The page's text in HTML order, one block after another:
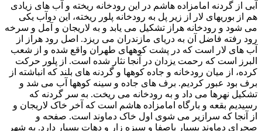
آبی از گردنه امامزاده هاشم در اين رودخانه ريخته و آب های زيادی
هم از بوريهای لار از زير پل به رودخانه پلور ريخته، اين دوآب يکی
می شود و رودخانه هراز تشکيل می يابد و به لاريجان و آمل و سرخه
رود رفته فاضل آن به دريای مازندران می ريزد. اصل رود هراز از
آب های لار است که در پشت کوههای طهران واقع شده و از شعب
البرز است که رحمت يزدان در آنجا نثار شده است. از پلور حرکت
کرده، از ميان رودخانه و جاده کوهها و گردنه های بلند که انباشته از
برف بود عبور کرديم. برف های جاده و سينه کوهها آب می شد و
تشکيل نهرها می داد و به رودخانه می ريخت. به سر گردنه که
رسيديم بقعه و بارگاه امامزاده هاشم است که آخر خاک لاريجان و
از آنجا که سرازير می شوی اول خاک دماوند است. صفحه و
صحرای دماوند بسيار باصفا و سبزه زار و دهات بسيار دارد. به شهر